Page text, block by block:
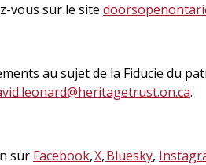
vous sur le site
au sujet de la Fiducie du
.
sur Facebook,X,Bluesky,